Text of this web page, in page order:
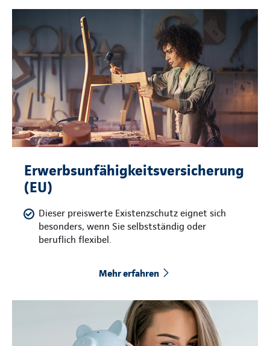
Erwerbsunfähigkeitsversicherung
(EU)
Dieser preiswerte Existenzschutz eignet sich
besonders, wenn Sie selbstständig oder
beruflich flexibel.
Mehr erfahren